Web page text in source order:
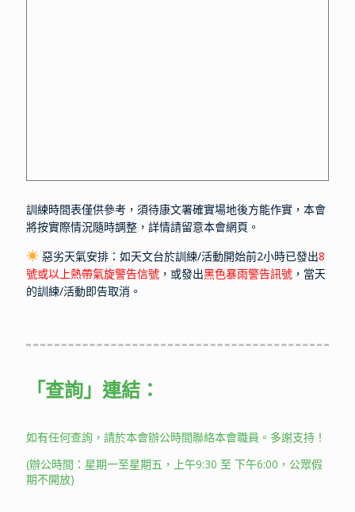
訓練時間表僅供參考，須待康文署確實場地後方能作實，本會
將按實際情況隨時調整，詳情請留意本會網頁。
惡劣天氣安排：如天文台於訓練/活動開始前2小時已發出8
號或以上熱帶氣旋警告信號 ，或發出黑色暴雨警告訊號 ，當天
的訓練/活動即告取消。
「查詢」 連結：
如有任何查詢，請於本會辦公時間聯絡本會職員。多謝支持！
(辦公時間：星期一至星期五，上午9:30 至 下午6:00，公眾假
期不開放)